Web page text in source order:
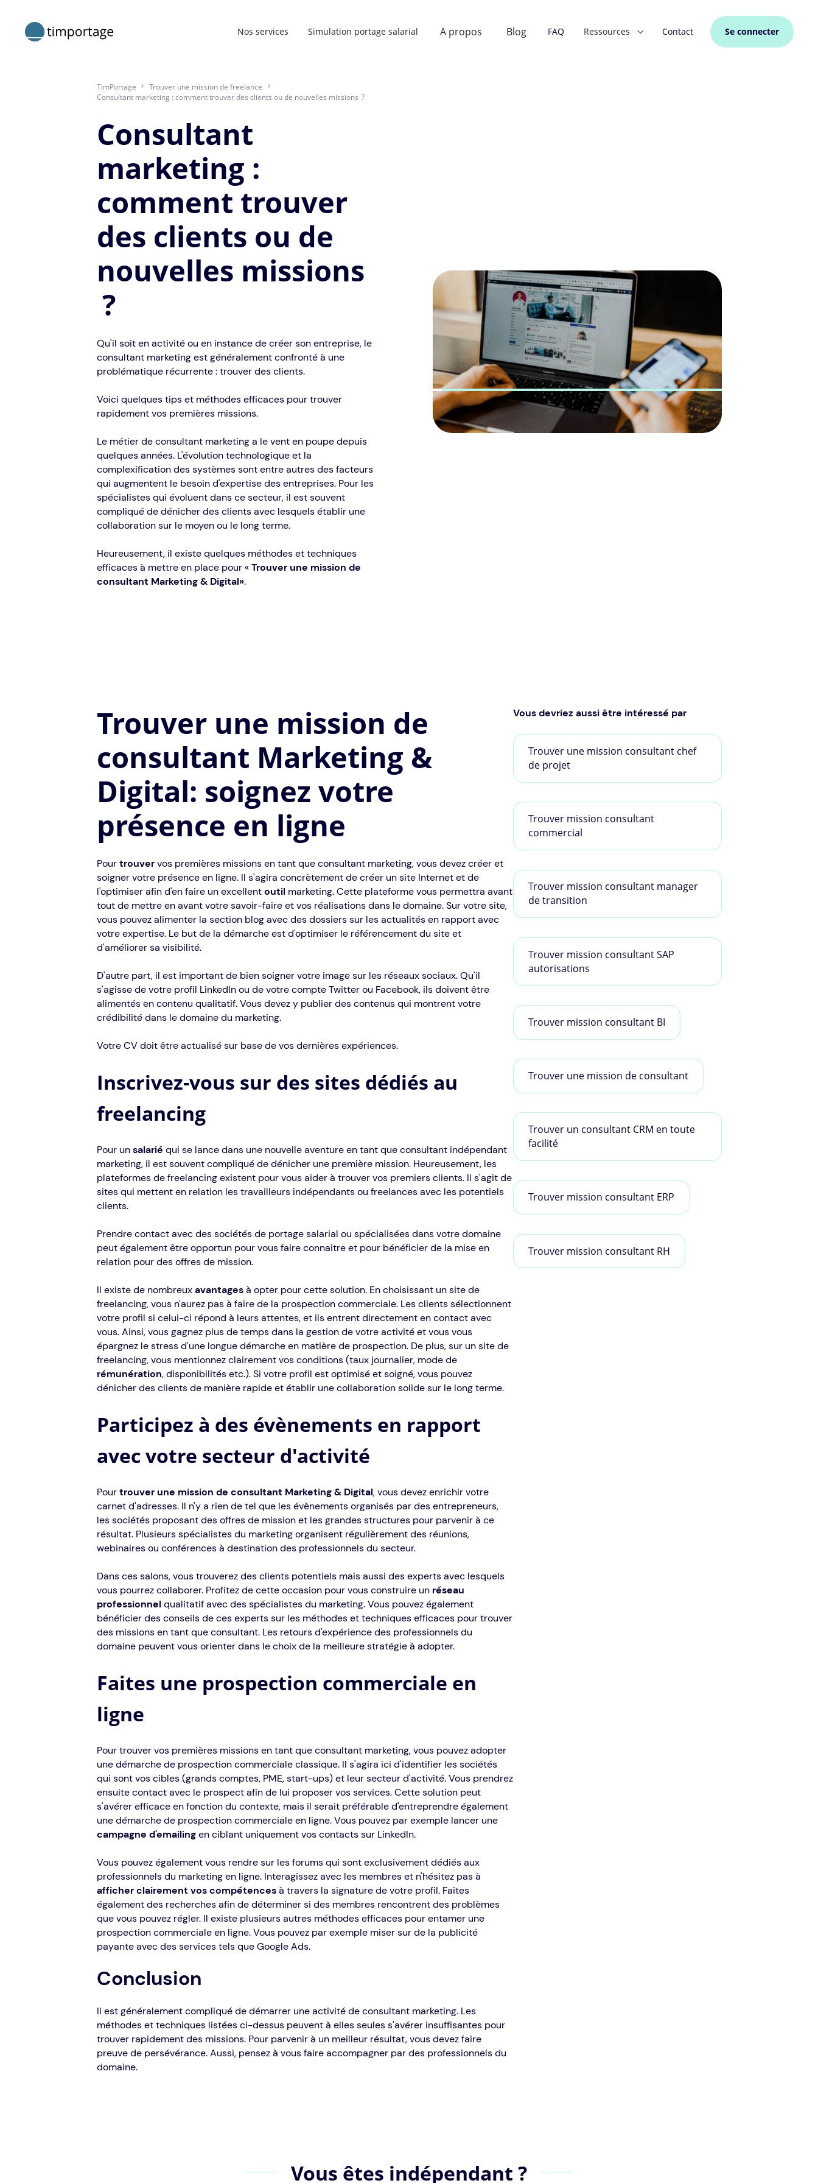
Nos services Simulation portage salarial A propos Blog FAQ Ressources Contact Se connecter
TimPortage > Trouver une mission de freelance
>
Consultant marketing : comment trouver des clients ou de nouvelles missions ?
Consultant
marketing :
comment trouver
des clients ou de
nouvelles missions
?
Qu'il soit en activité ou en instance de créer son entreprise, le
consultant marketing est généralement confronté à une
problématique récurrente : trouver des clients.
Voici quelques tips et méthodes efficaces pour trouver
rapidement vos premières missions.
Le métier de consultant marketing a le vent en poupe depuis
quelques années. L'évolution technologique et la
complexification des systèmes sont entre autres des facteurs
qui augmentent le besoin d'expertise des entreprises. Pour les
spécialistes qui évoluent dans ce secteur, il est souvent
compliqué de dénicher des clients avec lesquels établir une
collaboration sur le moyen ou le long terme.
Heureusement, il existe quelques méthodes et techniques
efficaces à mettre en place pour «Trouver une mission de
consultant Marketing & Digital».
Trouver une mission de
consultant Marketing &
Digital: soignez votre
présence en ligne
Pourtrouvervos premières missions en tant que consultant marketing, vous devez créer et
soigner votre présence en ligne. Il s'agira concrètement de créer un site Internet et de
l'optimiser afin d'en faire un excellentoutilmarketing. Cette plateforme vous permettra avant
tout de mettre en avant votre savoir-faire et vos réalisations dans le domaine. Sur votre site,
vous pouvez alimenter la section blog avec des dossiers sur les actualités en rapport avec
votre expertise. Le but de la démarche est d'optimiser le référencement du site et
d'améliorer sa visibilité.
D'autre part, il est important de bien soigner votre image sur les réseaux sociaux. Qu'il
s'agisse de votre profil LinkedIn ou de votre compte Twitter ou Facebook, ils doivent être
alimentés en contenu qualitatif. Vous devez y publier des contenus qui montrent votre
crédibilité dans le domaine du marketing.
Votre CV doit être actualisé sur base de vos dernières expériences.
Inscrivez-vous sur des sites dédiés au
freelancing
Pour unsalarié qui se lance dans une nouvelle aventure en tant que consultant indépendant
marketing, il est souvent compliqué de dénicher une première mission. Heureusement, les
plateformes de freelancing existent pour vous aider à trouver vos premiers clients. Il s'agit de
sites qui mettent en relation les travailleurs indépendants ou freelances avec les potentiels
clients.
Prendre contact avec des sociétés de portage salarial ou spécialisées dans votre domaine
peut également être opportun pour vous faire connaitre et pour bénéficier de la mise en
relation pour des offres de mission.
Il existe de nombreuxavantagesà opter pour cette solution. En choisissant un site de
freelancing, vous n'aurez pas à faire de la prospection commerciale. Les clients sélectionnent
votre profil si celui-ci répond à leurs attentes, et ils entrent directement en contact avec
vous. Ainsi, vous gagnez plus de temps dans la gestion de votre activité et vous vous
épargnez le stress d'une longue démarche en matière de prospection. De plus, sur un site de
freelancing, vous mentionnez clairement vos conditions (taux journalier, mode de
rémunération, disponibilités etc.). Si votre profil est optimisé et soigné, vous pouvez
dénicher des clients de manière rapide et établir une collaboration solide sur le long terme.
Participez à des évènements en rapport
avec votre secteur d'activité
Pourtrouver une mission de consultant Marketing & Digital, vous devez enrichir votre
carnet d'adresses. Il n'y a rien de tel que les évènements organisés par des entrepreneurs,
les sociétés proposant des offres de mission et les grandes structures pour parvenir à ce
résultat. Plusieurs spécialistes du marketing organisent régulièrement des réunions,
webinaires ou conférences à destination des professionnels du secteur.
Dans ces salons, vous trouverez des clients potentiels mais aussi des experts avec lesquels
vous pourrez collaborer. Profitez de cette occasion pour vous construire un réseau
professionnelqualitatif avec des spécialistes du marketing. Vous pouvez également
bénéficier des conseils de ces experts sur les méthodes et techniques efficaces pour trouver
des missions en tant que consultant. Les retours d'expérience des professionnels du
domaine peuvent vous orienter dans le choix de la meilleure stratégie à adopter.
Faites une prospection commerciale en
ligne
Pour trouver vos premières missions en tant que consultant marketing, vous pouvez adopter
une démarche de prospection commerciale classique. Il s'agira ici d'identifier les sociétés
qui sont vos cibles (grands comptes, PME, start-ups) et leur secteur d'activité. Vous prendrez
ensuite contact avec le prospect afin de lui proposer vos services. Cette solution peut
s'avérer efficace en fonction du contexte, mais il serait préférable d'entreprendre également
une démarche de prospection commerciale en ligne. Vous pouvez par exemple lancer une
campagne d'emailingen ciblant uniquement vos contacts sur LinkedIn.
Vous pouvez également vous rendre sur les forums qui sont exclusivement dédiés aux
professionnels du marketing en ligne. Interagissez avec les membres et n'hésitez pas à
afficher clairement vos compétencesà travers la signature de votre profil. Faites
également des recherches afin de déterminer si des membres rencontrent des problèmes
que vous pouvez régler. Il existe plusieurs autres méthodes efficaces pour entamer une
prospection commerciale en ligne. Vous pouvez par exemple miser sur de la publicité
payante avec des services tels que Google Ads.
Conclusion
Il est généralement compliqué de démarrer une activité de consultant marketing. Les
méthodes et techniques listées ci-dessus peuvent à elles seules s'avérer insuffisantes pour
trouver rapidement des missions. Pour parvenir à un meilleur résultat, vous devez faire
preuve de persévérance. Aussi, pensez à vous faire accompagner par des professionnels du
domaine.
Vous devriez aussi être intéressé par
Trouver une mission consultant chef
de projet
Trouver mission consultant
commercial
Trouver mission consultant manager
de transition
Trouver mission consultant SAP
autorisations
Trouver mission consultant BI
Trouver une mission de consultant
Trouver un consultant CRM en toute
facilité
Trouver mission consultant ERP
Trouver mission consultant RH
Vous êtes indépendant ?